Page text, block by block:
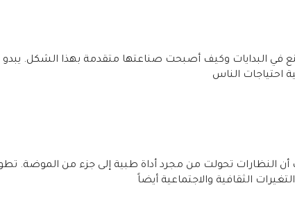
في البدايات وكيف أصبحت صناعتها متقدمة بهذا الشكل. يبدو
احتياجات الناس
أن النظارات تحولت من مجرد أداة طبية إلى جزء من الموضة.
الثقافية والاجتماعية أيضاً